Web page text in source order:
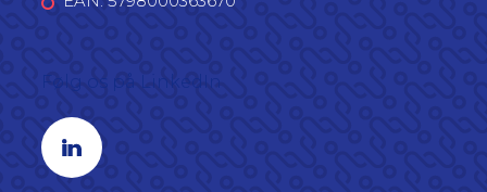
Linkedin profil